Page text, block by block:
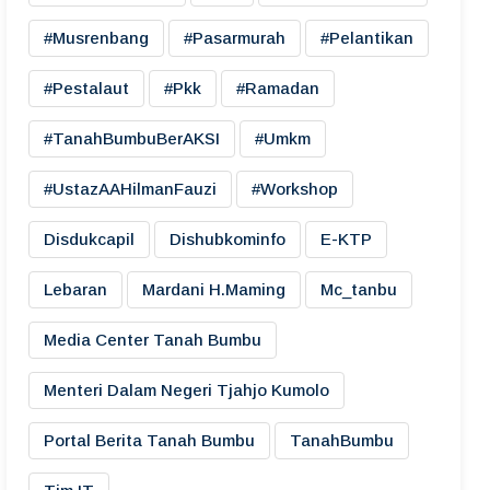
#musrenbang #pasarmurah #pelantikan
#pestalaut #pkk #ramadan
#TanahBumbuBerAKSI #umkm
#UstazAAHilmanFauzi #workshop
Disdukcapil Dishubkominfo E-KTP
Lebaran Mardani H.maming Mc_tanbu
Media Center Tanah Bumbu
Menteri Dalam Negeri Tjahjo Kumolo
Portal Berita Tanah Bumbu TanahBumbu